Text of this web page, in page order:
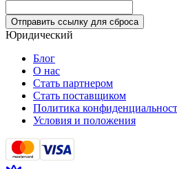
Отправить ссылку для сброса
Юридический
Блог
О нас
Стать партнером
Стать поставщиком
Политика
Условия и положения